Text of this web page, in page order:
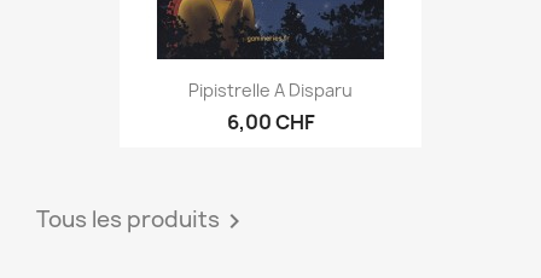
Pipistrelle A Disparu
6,00 CHF
Tous les produits 